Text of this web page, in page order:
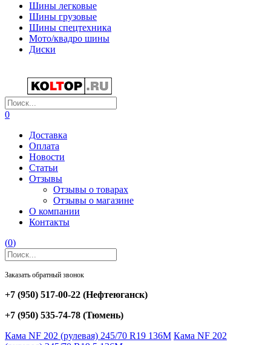
Шины легковые
Шины грузовые
Шины спецтехника
Мото/квадро шины
Диски
0
Доставка
Оплата
Новости
Статьи
Отзывы
Отзывы о товарах
Отзывы о магазине
О компании
Контакты
(0)
Заказать обратный звонок
+7 (950) 517-00-22 (Нефтеюганск)
+7 (950) 535-74-78 (Тюмень)
Кама NF 202 (рулевая) 245/70 R19 136M Кама NF 202